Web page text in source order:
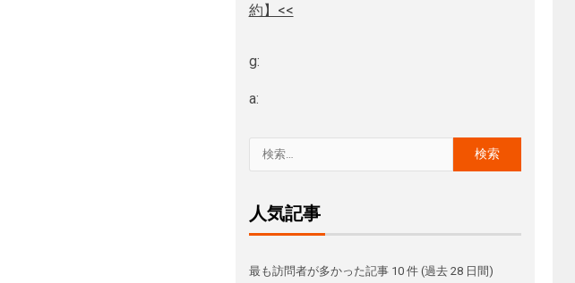
約】<<
g:
a:
人気記事
最も訪問者が多かった記事 10 件 (過去 28 日間)